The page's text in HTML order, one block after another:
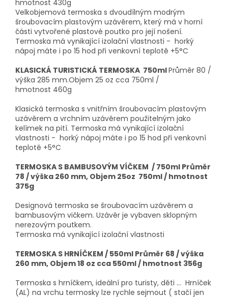
hmotnost 430g
Velkobjemová termoska s dvoudílným modrým
šroubovacím plastovým uzávěrem, který má v horní
části vytvořené plastové poutko pro její nošení.
Termoska má vynikající izolační vlastnosti - horký
nápoj máte i po 15 hod při venkovní teplotě +5°C
KLASICKÁ TURISTICKÁ TERMOSKA 750mlPrůměr 80 /
výška 285 mm.Objem 25 oz cca 750ml /
hmotnost 460g
Klasická termoska s vnitřním šroubovacím plastovým
uzávěrem a vrchním uzávěrem použitelným jako
kelímek na pití. Termoska má vynikající izolační
vlastnosti - horký nápoj máte i po 15 hod při venkovní
teplotě +5°C
TERMOSKA S BAMBUSOVÝM VÍČKEM / 750ml Průměr
78 / výška 260 mm, Objem 25oz 750ml / hmotnost
375g
Designová termoska se šroubovacím uzávěrem a
bambusovým vičkem. Uzávěr je vybaven sklopným
nerezovým poutkem.
Termoska má vynikající izolační vlastnosti
TERMOSKA S HRNÍČKEM / 550ml Průměr 68 / výška
260 mm, Objem 18 oz cca 550ml / hmotnost 356g
Termoska s hrníčkem, ideální pro turisty, děti ... Hrníček
(AL) na vrchu termosky lze rychle sejmout ( stačí jen